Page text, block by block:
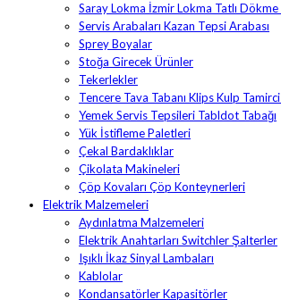
Saray Lokma İzmir Lokma Tatlı Dökme
Servis Arabaları Kazan Tepsi Arabası
Sprey Boyalar
Stoğa Girecek Ürünler
Tekerlekler
Tencere Tava Tabanı Klips Kulp
Yemek Servis Tepsileri Tabldot Tabağı
Yük İstifleme Paletleri
Çekal Bardaklıklar
Çikolata Makineleri
Çöp Kovaları Çöp Konteynerleri
Elektrik Malzemeleri
Aydınlatma Malzemeleri
Elektrik Anahtarları Switchler Şalterler
Işıklı İkaz Sinyal Lambaları
Kablolar
Kondansatörler Kapasitörler